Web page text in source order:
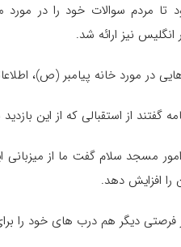
تا مردم سوالات خود را در مورد
نیز ارائه شد.
در مورد خانه پیامبر (ص)،
گفتند از استقبالی که از این
مسجد سلام گفت ما از میزبانی
را افزایش دهد.
دیگر هم درب های خود را